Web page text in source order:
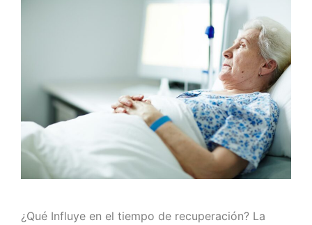
¿Qué Influye en el tiempo de recuperación? La